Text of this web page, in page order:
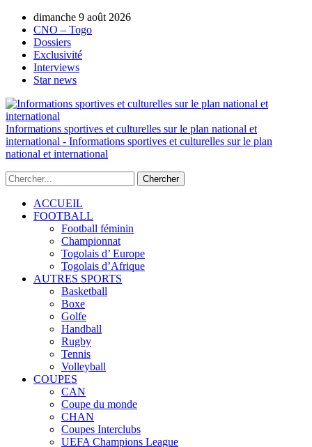
dimanche 9 août 2026
CNO – Togo
Dossiers
Exclusivité
Interviews
Star news
Informations sportives et culturelles sur le plan national et
international - Informations sportives et culturelles sur le plan
national et international
ACCUEIL
FOOTBALL
Football féminin
Championnat
Togolais d’ Europe
Togolais d’Afrique
AUTRES SPORTS
Basketball
Boxe
Golfe
Handball
Rugby
Tennis
Volleyball
COUPES
CAN
Coupe du monde
CHAN
Coupes Interclubs
UEFA Champions League
AUTORISATION DE LA HAAC N°0134/